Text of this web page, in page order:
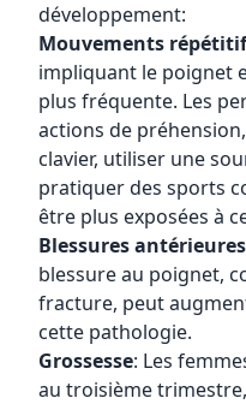
développement:
Mouvements
impliquant le poignet
plus fréquente. Les
actions de
clavier, utiliser une
pratiquer des sports
être plus exposées à
Blessures antérieures
blessure au poignet,
fracture, peut
cette pathologie.
Grossesse: Les
au troisième